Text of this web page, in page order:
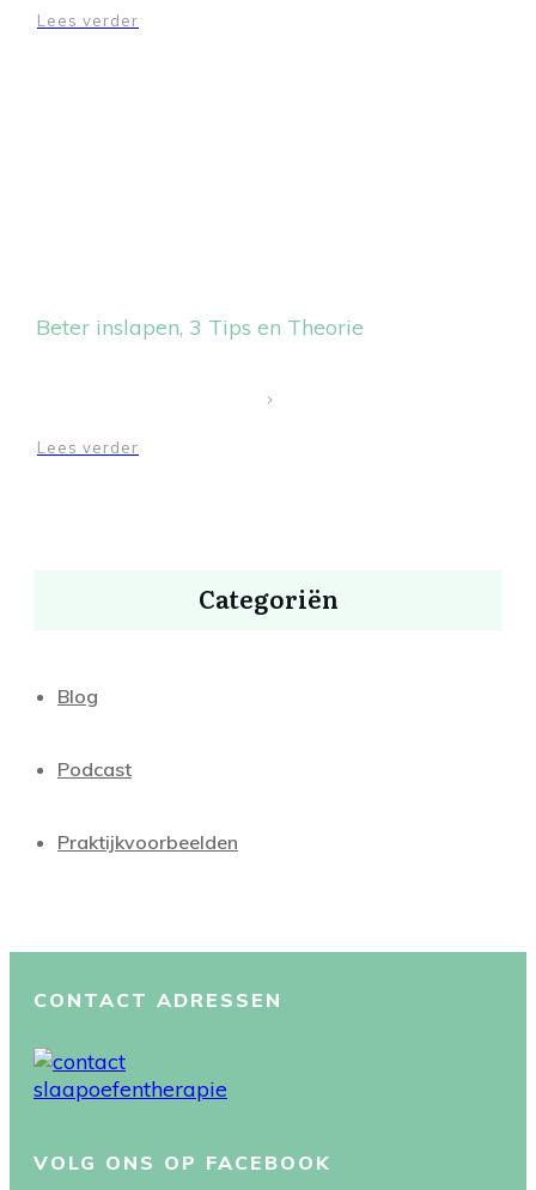
Lees verder
Beter inslapen, 3 Tips en Theorie
Lees verder
Categoriën
Blog
Podcast
Praktijkvoorbeelden
CONTACT ADRESSEN
VOLG ONS OP FACEBOOK